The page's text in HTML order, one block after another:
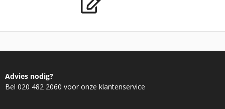
Advies nodig?
Bel 020 482 2060 voor onze klantenservice